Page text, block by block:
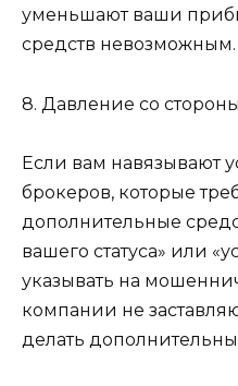
уменьшают ваши
средств невозможным.
8. Давление со
Если вам навязывают
брокеров, которые
дополнительные
вашего статуса» или
указывать на
компании не
делать